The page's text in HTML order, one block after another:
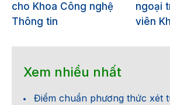
cho Khoa Công nghệ
Thông tin
ngoại
viên
Xem nhiều nhất
Điểm chuẩn phương thức xét